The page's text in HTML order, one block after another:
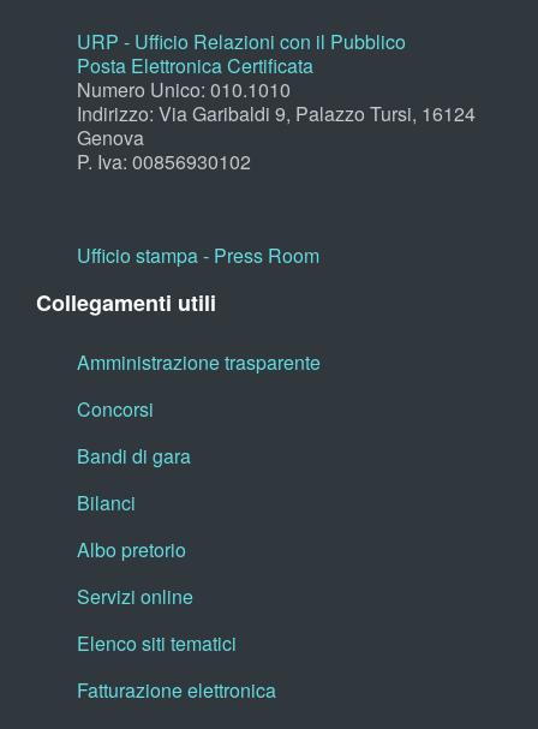
URP - Ufficio Relazioni con il Pubblico
Posta Elettronica Certificata
Numero Unico: 010.1010
Indirizzo: Via Garibaldi 9, Palazzo Tursi, 16124
Genova
P. Iva: 00856930102
Ufficio stampa - Press Room
Collegamenti utili
Amministrazione trasparente
Concorsi
Bandi di gara
Bilanci
Albo pretorio
Servizi online
Elenco siti tematici
Fatturazione elettronica